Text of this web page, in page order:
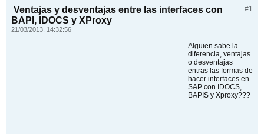
#1
Ventajas y desventajas entre las interfaces con
BAPI, IDOCS y XProxy
21/03/2013, 14:32:56
Alguien sabe la
diferencia, ventajas
o desventajas
entras las formas de
hacer interfaces en
SAP con IDOCS,
BAPIS y Xproxy???